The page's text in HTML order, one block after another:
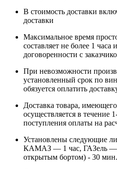
В стоимость доставки
доставки
Максимальное время
составляет не более 1
договоренности с
При невозможности
установленный срок по
обязуется оплатить
Доставка товара,
осуществляется в течение
поступления оплаты на
Установлены следующие
КАМАЗ — 1 час, ГАЗель —
открытым бортом) - 30 мин.